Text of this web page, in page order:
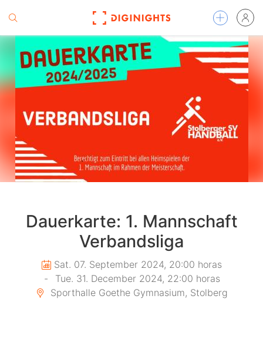
Dauerkarte: 1. Mannschaft
Verbandsliga
Sat. 07. September 2024, 20:00 horas
-
Tue. 31. December 2024, 22:00 horas
Sporthalle Goethe Gymnasium, Stolberg